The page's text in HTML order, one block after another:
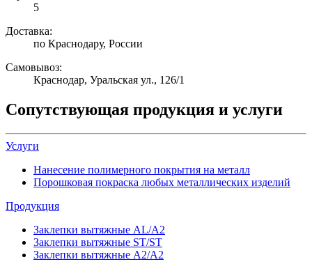
5
Доставка:
по Краснодару, России
Самовывоз:
Краснодар, Уральская ул., 126/1
Сопутствующая продукция и услуги
Услуги
Нанесение полимерного покрытия на металл
Порошковая покраска любых металлических изделий
Продукция
Заклепки вытяжные AL/A2
Заклепки вытяжные ST/ST
Заклепки вытяжные A2/A2